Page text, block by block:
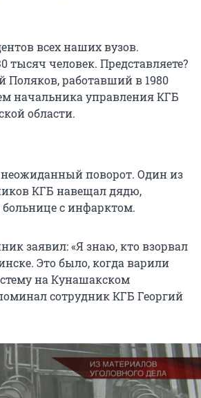
всех наших вузов.
тысяч человек. Представляете?
Поляков, работавший в 1980
начальника управления КГБ
области.
поворот. Один из
КГБ навещал дядю,
с инфарктом.
заявил: «Я знаю, кто взорвал
Это было, когда варили
на Кунашакском
сотрудник КГБ Георгий